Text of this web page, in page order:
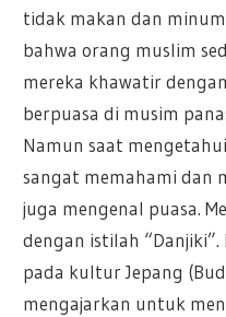
tidak makan dan
bahwa orang muslim
mereka khawatir
berpuasa di musim
Namun saat
sangat memahami dan
juga mengenal puasa.
dengan istilah
pada kultur Jepang
mengajarkan untuk